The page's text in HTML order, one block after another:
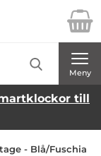
AB
Meny
till
- Blå/Fuschia